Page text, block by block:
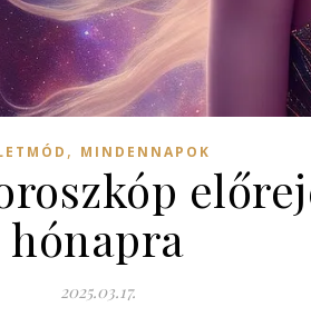
, MINDENNAPOK
hónapra
2025.03.17.